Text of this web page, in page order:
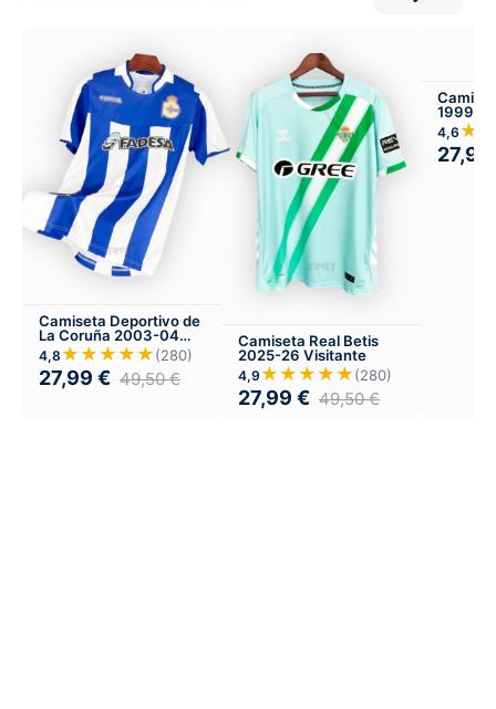
Camiseta Deportivo de
La Coruña 2003-04
Local
4,8 ★★★★★(280)
27,99 € 49,50€
Camiseta Real Betis
2025-26 Visitante
4,9 ★★★★★(280)
27,99 € 49,50€
1999-
4,6
27,99